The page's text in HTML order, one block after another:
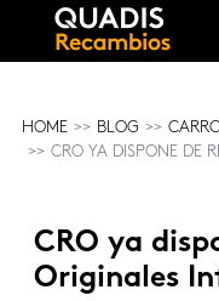
HOME BLOG
CRO YA DISPONE DE
CRO ya
Originales